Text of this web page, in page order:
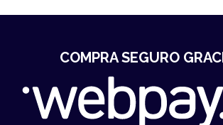
COMPRA SEGURO